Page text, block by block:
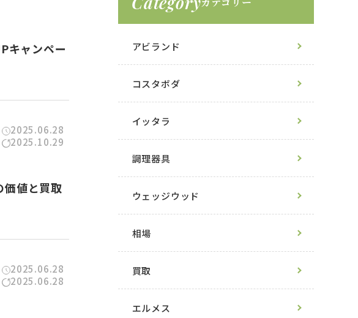
キャンペー
2025.06.28
2025.10.29
価値と買取
2025.06.28
2025.06.28
アビランド
コスタボダ
イッタラ
調理器具
ウェッジウッド
相場
買取
エルメス